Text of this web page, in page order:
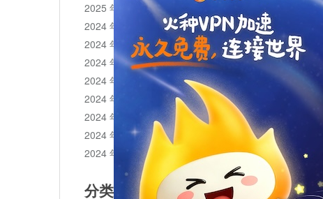
2025 年 1 月
2024 年 12 月
2024 年 11 月
2024 年 10 月
2024 年 9 月
2024 年 8 月
2024 年 7 月
2024 年 6 月
2024 年 5 月
分类目录